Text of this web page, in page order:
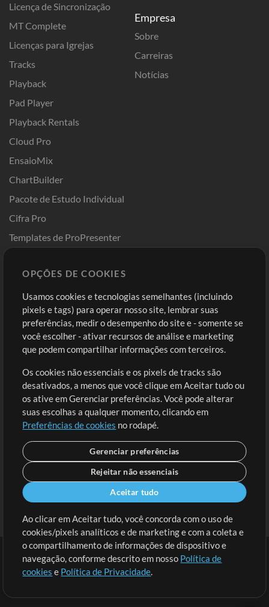
Licença de Sincronização
MT Complete
Licenças para Igrejas
Tracks
Playback
Pad Player
Playback Rentals
Cloud Pro
EnsaioMix
ChartBuilder
Pacote de Estudo Individual
Cifra Pro
Templates de ProPresenter
Empresa
Sobre
Carreiras
Notícias
Comprar Créditos
Conteúdo Grátis
Solicite uma Música
Extras
Sessões
Envie seu conteúdo
Playlist
MT Conference
Entre
Cadastre-se
Ir ao carrinho
Termos | Política de Privacidade
OPÇÕES DE COOKIES
Usamos cookies e tecnologias semelhantes (incluindo
pixels e tags) para operar nosso site, lembrar suas
preferências, medir o desempenho do site e - somente se
você escolher - ativar recursos de análise e marketing
que podem compartilhar informações com terceiros.
Os cookies não essenciais e os pixels de tracks são
desativados, a menos que você clique em Aceitar tudo ou
os ative em Gerenciar preferências. Você pode alterar
suas escolhas a qualquer momento, clicando em
Preferências de cookies no rodapé.
Gerenciar preferências
Rejeitar não essenciais
Aceitar tudo
Ao clicar em Aceitar tudo, você concorda com o uso de
cookies/pixels analíticos e de marketing e com a coleta e
o compartilhamento de informações de dispositivo e
navegação, conforme descrito em nosso Política de
cookies e Política de Privacidade.